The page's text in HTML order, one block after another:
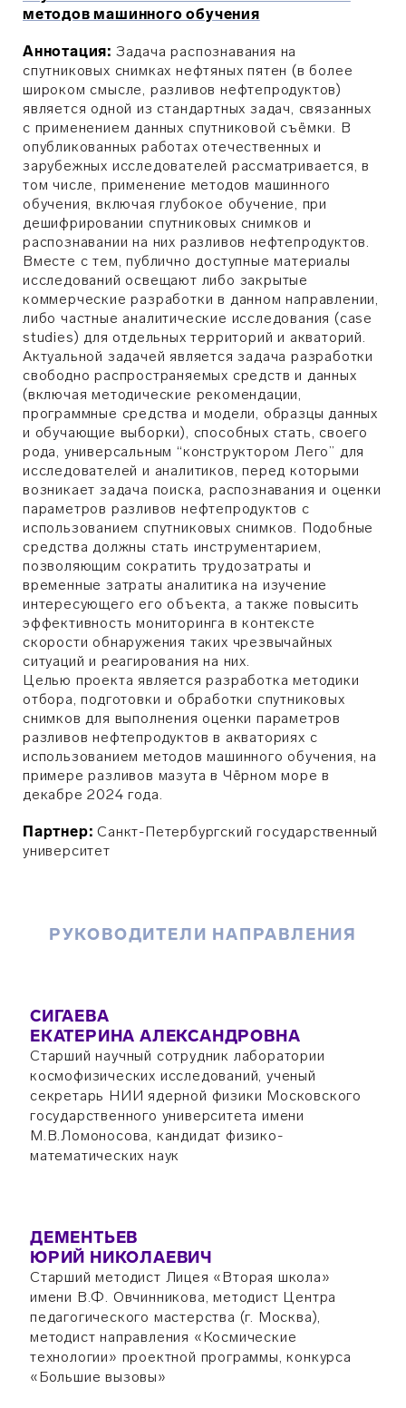
методов машинного обучения
Аннотация: Задача распознавания на
спутниковых снимках нефтяных пятен (в более
широком смысле, разливов нефтепродуктов)
является одной из стандартных задач, связанных
с применением данных спутниковой съёмки. В
опубликованных работах отечественных и
зарубежных исследователей рассматривается, в
том числе, применение методов машинного
обучения, включая глубокое обучение, при
дешифрировании спутниковых снимков и
распознавании на них разливов нефтепродуктов.
Вместе с тем, публично доступные материалы
исследований освещают либо закрытые
коммерческие разработки в данном направлении,
либо частные аналитические исследования (case
studies) для отдельных территорий и акваторий.
Актуальной задачей является задача разработки
свободно распространяемых средств и данных
(включая методические рекомендации,
программные средства и модели, образцы данных
и обучающие выборки), способных стать, своего
рода, универсальным “конструктором Лего” для
исследователей и аналитиков, перед которыми
возникает задача поиска, распознавания и оценки
параметров разливов нефтепродуктов с
использованием спутниковых снимков. Подобные
средства должны стать инструментарием,
позволяющим сократить трудозатраты и
временные затраты аналитика на изучение
интересующего его объекта, а также повысить
эффективность мониторинга в контексте
скорости обнаружения таких чрезвычайных
ситуаций и реагирования на них.
Целью проекта является разработка методики
отбора, подготовки и обработки спутниковых
снимков для выполнения оценки параметров
разливов нефтепродуктов в акваториях с
использованием методов машинного обучения, на
примере разливов мазута в Чёрном море в
декабре 2024 года.
Партнер:Санкт-Петербургский государственный
университет
РУКОВОДИТЕЛИ НАПРАВЛЕНИЯ
СИГАЕВА
ЕКАТЕРИНА АЛЕКСАНДРОВНА
Старший научный сотрудник лаборатории
космофизических исследований, ученый
секретарь НИИ ядерной физики Московского
государственного университета имени
М.В.Ломоносова, кандидат физико-
математических наук
ДЕМЕНТЬЕВ
ЮРИЙ НИКОЛАЕВИЧ
Старший методист Лицея «Вторая школа»
имени В.Ф. Овчинникова, методист Центра
педагогического мастерства (г. Москва),
методист направления «Космические
технологии» проектной программы, конкурса
«Большие вызовы»